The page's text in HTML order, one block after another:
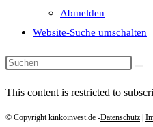
Abmelden
Website-Suche umschalten
This content is restricted to
© Copyright kinkoinvest.de -Datenschutz